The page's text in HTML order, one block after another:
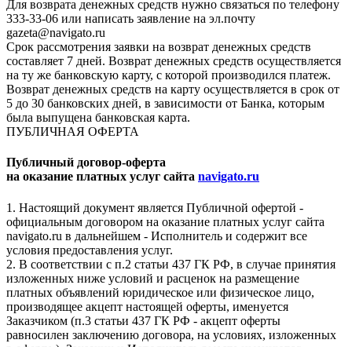
Для возврата денежных средств нужно связаться по телефону
333-33-06 или написать заявление на эл.почту
gazeta@navigato.ru
Срок рассмотрения заявки на возврат денежных средств
составляет 7 дней. Возврат денежных средств осуществляется
на ту же банковскую карту, с которой производился платеж.
Возврат денежных средств на карту осуществляется в срок от
5 до 30 банковских дней, в зависимости от Банка, которым
была выпущена банковская карта.
ПУБЛИЧНАЯ ОФЕРТА
Публичный договор-оферта
на оказание платных услуг сайта navigato.ru
1. Настоящий документ является Публичной офертой -
официальным договором на оказание платных услуг сайта
navigato.ru в дальнейшем - Исполнитель и содержит все
условия предоставления услуг.
2. В соответствии с п.2 статьи 437 ГК РФ, в случае принятия
изложенных ниже условий и расценок на размещение
платных объявлений юридическое или физическое лицо,
производящее акцепт настоящей оферты, именуется
Заказчиком (п.3 статьи 437 ГК РФ - акцепт оферты
равносилен заключению договора, на условиях, изложенных